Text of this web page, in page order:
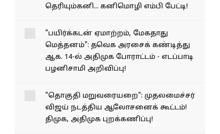
தெரியும்கனி... கனிமொழி எம்பி பேட்டி!
"பயிர்க்கடன் ஏமாற்றம், மேகதாது
மெத்தனம்": தவெக அரசைக் கண்டித்து
ஆக. 14-ல் அதிமுக போராட்டம் - எடப்பாடி
பழனிசாமி அறிவிப்பு!
"தொகுதி மறுவரையறை": முதலமைச்சர்
விஜய் நடத்திய ஆலோசனைக் கூட்டம்!
திமுக, அதிமுக புறக்கணிப்பு!